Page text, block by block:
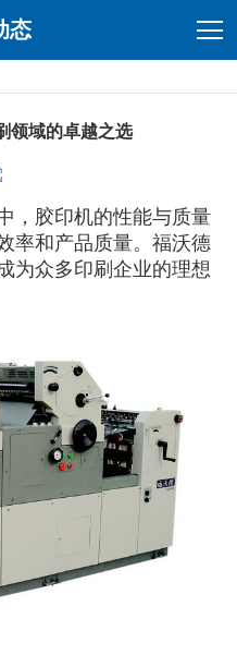
态
领域的卓越之选
，胶印机的性能与质量
率和产品质量。福沃德
为众多印刷企业的理想